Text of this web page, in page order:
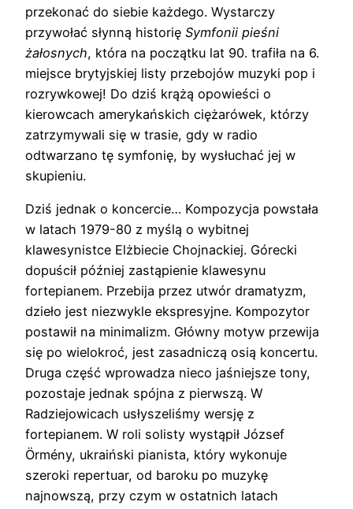
przekonać do siebie każdego. Wystarczy
przywołać słynną historię Symfonii pieśni
żałosnych, która na początku lat 90. trafiła na 6.
miejsce brytyjskiej listy przebojów muzyki pop i
rozrywkowej! Do dziś krążą opowieści o
kierowcach amerykańskich ciężarówek, którzy
zatrzymywali się w trasie, gdy w radio
odtwarzano tę symfonię, by wysłuchać jej w
skupieniu.
Dziś jednak o koncercie… Kompozycja powstała
w latach 1979-80 z myślą o wybitnej
klawesynistce Elżbiecie Chojnackiej. Górecki
dopuścił później zastąpienie klawesynu
fortepianem. Przebija przez utwór dramatyzm,
dzieło jest niezwykle ekspresyjne. Kompozytor
postawił na minimalizm. Główny motyw przewija
się po wielokroć, jest zasadniczą osią koncertu.
Druga część wprowadza nieco jaśniejsze tony,
pozostaje jednak spójna z pierwszą. W
Radziejowicach usłyszeliśmy wersję z
fortepianem. W roli solisty wystąpił József
Örmény, ukraiński pianista, który wykonuje
szeroki repertuar, od baroku po muzykę
najnowszą, przy czym w ostatnich latach